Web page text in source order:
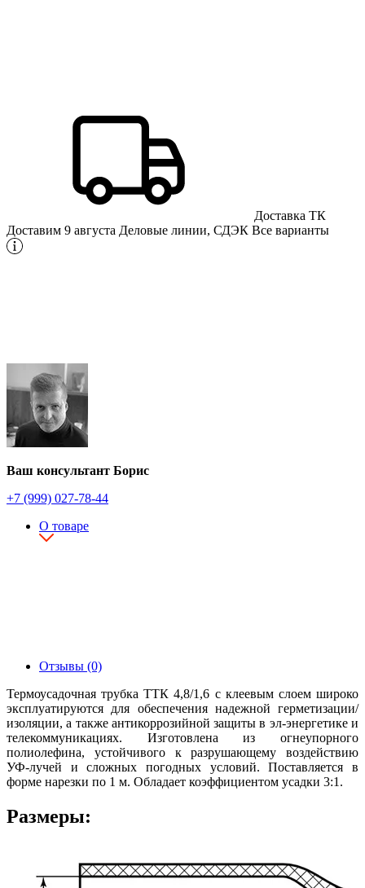
Доставка ТК
Доставим 9 августа Деловые линии, СДЭК Все варианты
Ваш консультант Борис
+7 (999) 027-78-44
О товаре
Отзывы (0)
Термоусадочная трубка ТТК 4,8/1,6 с клеевым слоем широко
эксплуатируются для обеспечения надежной герметизации/
изоляции, а также антикоррозийной защиты в эл-энергетике и
телекоммуникациях. Изготовлена из огнеупорного
полиолефина, устойчивого к разрушающему воздействию
УФ-лучей и сложных погодных условий. Поставляется в
форме нарезки по 1 м. Обладает коэффициентом усадки 3:1.
Размеры: